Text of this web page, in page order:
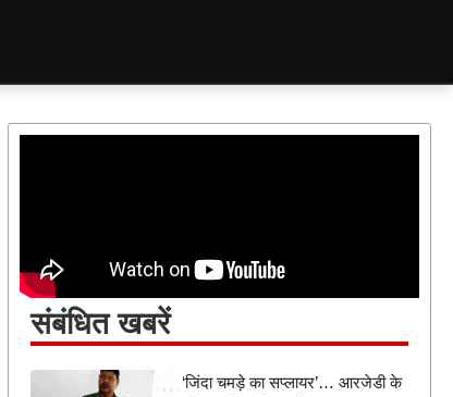
संबंधित खबरें
‘जिंदा चमड़े का सप्लायर’… आरजेडी के